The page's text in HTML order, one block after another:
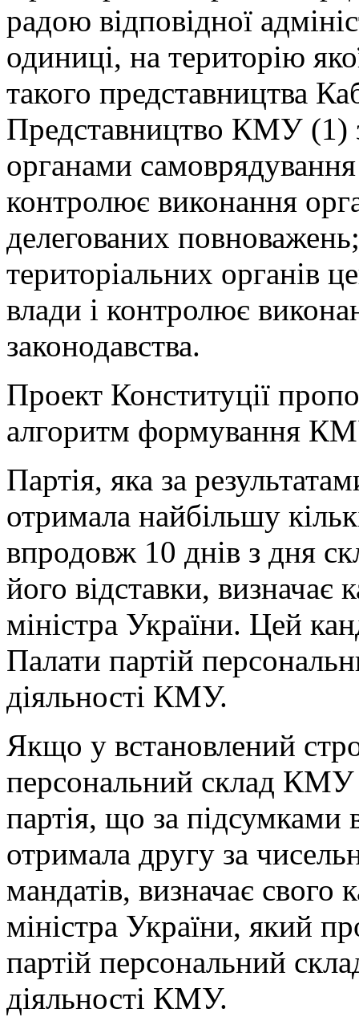
радою відповідної
одиниці, на територію
такого представництва
Представництво КМУ (1)
органами самоврядування
контролює виконання
делегованих
територіальних органів
влади і контролює
законодавства.
Проект Конституції
алгоритм формування
Партія, яка за
отримала найбільшу
впродовж 10 днів з дня
його відставки,
міністра України. Цей
Палати партій
діяльності КМУ.
Якщо у встановлений
персональний склад КМУ
партія, що за підсумками
отримала другу за
мандатів, визначає свого
міністра України, який
партій персональний
діяльності КМУ.